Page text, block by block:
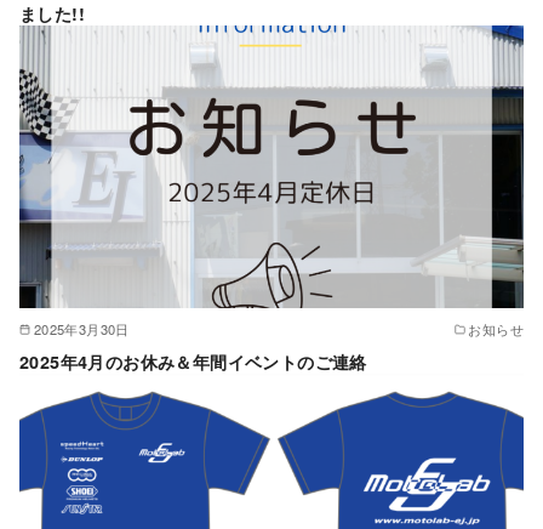
ました!!
2025年3月30日 お知らせ
2025年4月のお休み＆年間イベントのご連絡